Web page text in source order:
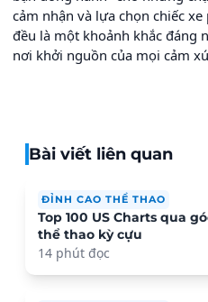
cảm nhận và lựa chọn chiếc
đều là một khoảnh khắc đáng
nơi khởi nguồn của mọi cảm
Bài viết liên quan
ĐỈNH CAO THỂ THAO
Top 100 US Charts qua
thể thao kỳ cựu
14 phút đọc